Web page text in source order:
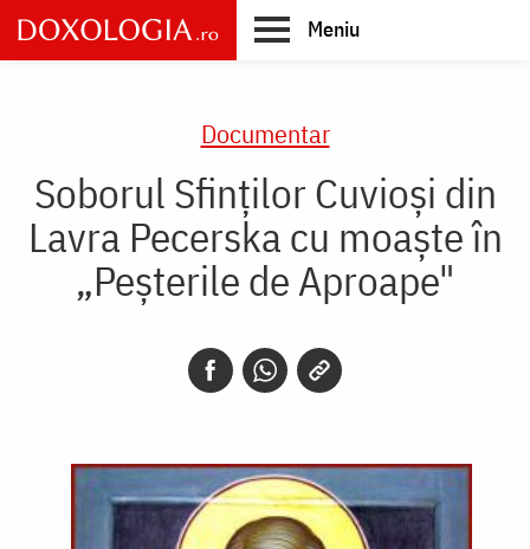
Skip
to
main
Meniu
Documentar
Soborul Sfinților Cuvioși din
Lavra Pecerska cu moaște în
„Peșterile de Aproape"